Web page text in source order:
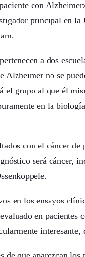
con
principal en
a dos
Alzheimer no se
grupo al que él
en la
con el cáncer de
será cáncer,
en los ensayos
en pacientes
interesante,